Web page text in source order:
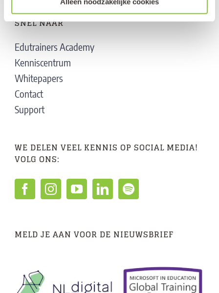
SNEL NAAR
Edutrainers Academy
Kenniscentrum
Whitepapers
Contact
Support
WE DELEN VEEL KENNIS OP SOCIAL MEDIA!
VOLG ONS:
MELD JE AAN VOOR DE NIEUWSBRIEF